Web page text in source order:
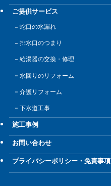
ご提供サービス
蛇口の水漏れ
排水口のつまり
給湯器の交換・修理
水回りのリフォーム
介護リフォーム
下水道工事
施工事例
お問い合わせ
プライバシーポリシー・免責事項